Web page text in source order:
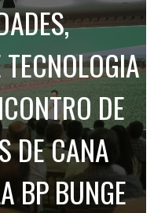
DE
DE CANA
BP BUNGE